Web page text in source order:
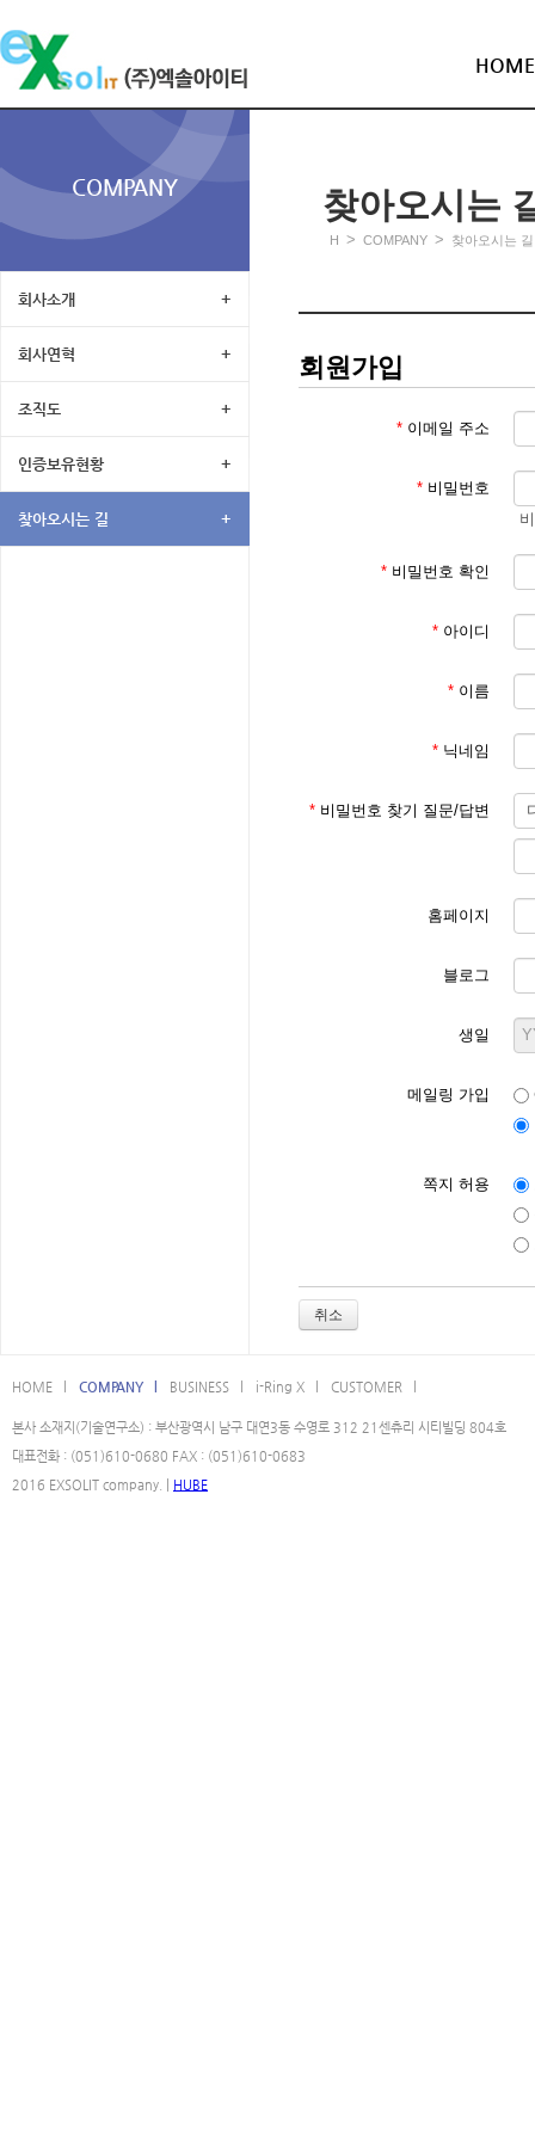
HOME
COMPANY
회사소개 +
회사연혁 +
조직도 +
인증보유현황 +
찾아오시는 길 +
찾아오시는
H > COMPANY > 찾아오시는 길
회원가입
* 이메일 주소
* 비밀번호
* 비밀번호 확인
* 아이디
* 이름
* 닉네임
* 비밀번호 찾기 질문/답변
홈페이지
블로그
생일
메일링 가입
쪽지 허용
취소
HOME l COMPANY l BUSINESS l i-Ring X l CUSTOMER l
본사 소재지(기술연구소) : 부산광역시 남구 대연3동 수영로 312 21센츄리 시티빌딩 804호
대표전화 : (051)610-0680 FAX : (051)610-0683
2016 EXSOLIT company. | HUBE